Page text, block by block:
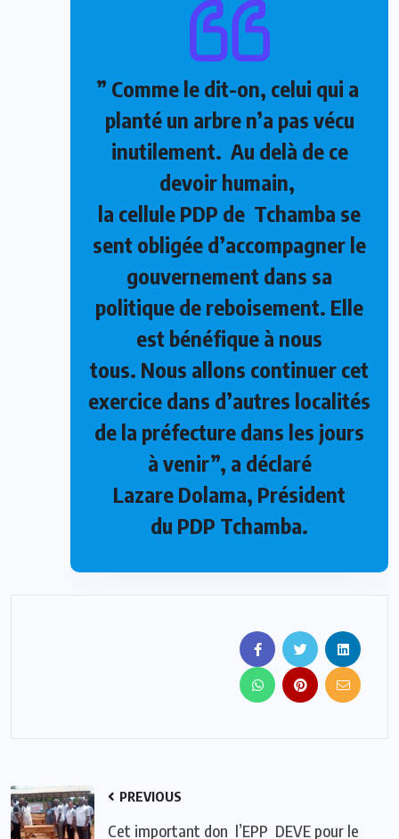
” Comme le dit-on, celui qui a
planté un arbre n’a pas vécu
inutilement. Au delà de ce
devoir humain,
la cellule PDP de Tchamba se
sent obligée d’accompagner le
gouvernement dans sa
politique de reboisement. Elle
est bénéfique à nous
tous. Nous allons continuer cet
exercice dans d’autres localités
de la préfecture dans les jours
à venir”, a déclaré
Lazare Dolama, Président
du PDP Tchamba.
PREVIOUS
Cet important don l’EPP DEVE pour le